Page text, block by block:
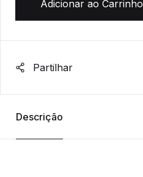
Adicionar ao Carrinho
Partilhar
Descrição